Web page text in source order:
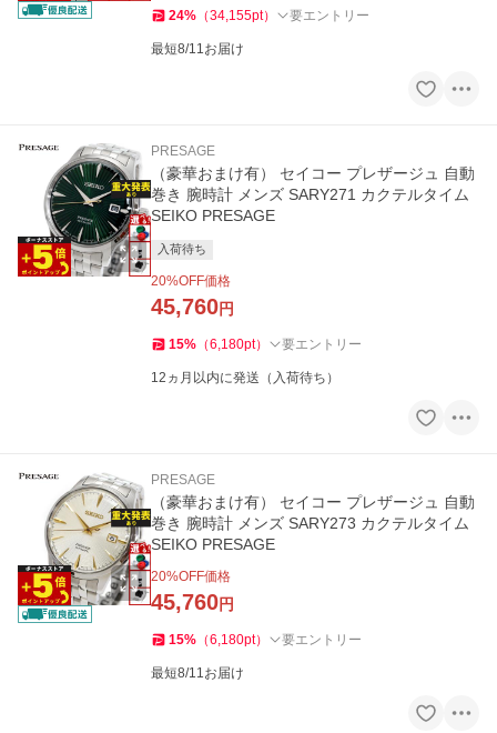
24% （34,155pt） 要エントリー
最短8/11お届け
PRESAGE
（豪華おまけ有） セイコー プレザージュ 自動
巻き 腕時計 メンズ SARY271 カクテルタイム
SEIKO PRESAGE
入荷待ち
20%OFF価格
45,760円
15% （6,180pt） 要エントリー
12ヵ月以内に発送（入荷待ち）
PRESAGE
（豪華おまけ有） セイコー プレザージュ 自動
巻き 腕時計 メンズ SARY273 カクテルタイム
SEIKO PRESAGE
20%OFF価格
45,760円
15% （6,180pt） 要エントリー
最短8/11お届け